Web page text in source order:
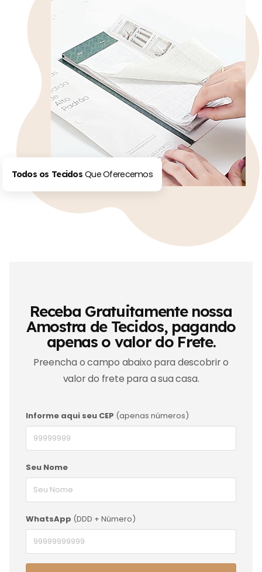
Todos os Tecidos Que Oferecemos
Receba Gratuitamente nossa
Amostra de Tecidos, pagando
apenas o valor do Frete.
Preencha o campo abaixo para descobrir o
valor do frete para a sua casa.
Informe aqui seu CEP (apenas números)
Seu Nome
WhatsApp (DDD + Número)